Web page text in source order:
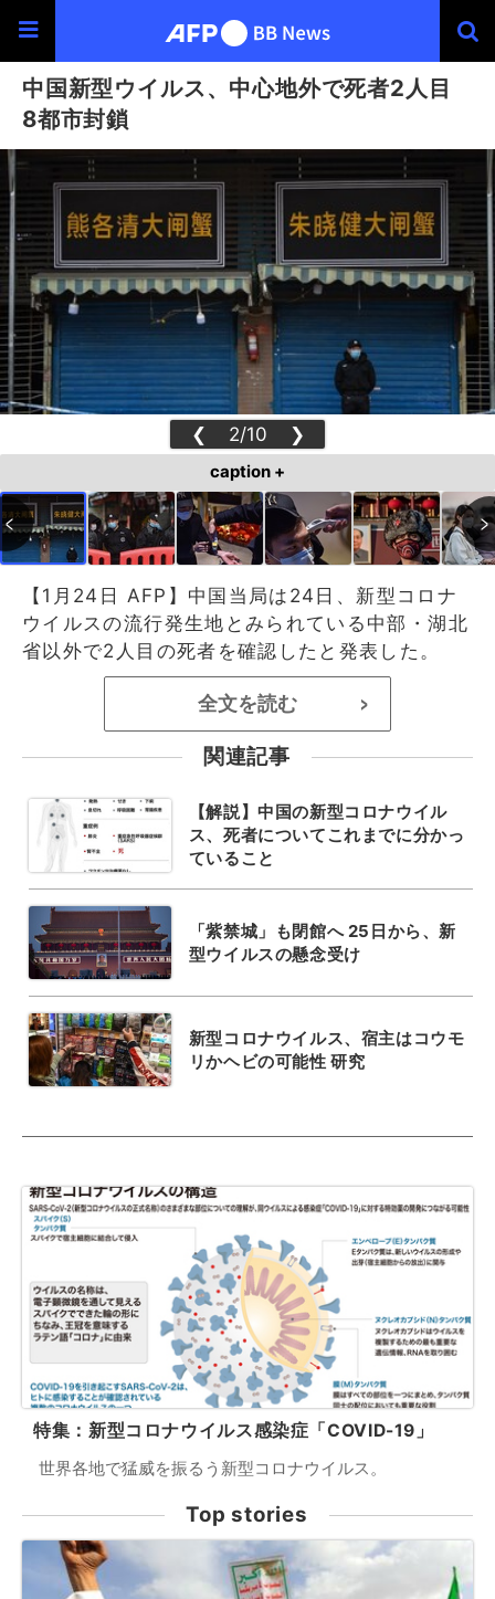
中国新型ウイルス、中心地外で死者2人目
8都市封鎖
❮ 2/10 ❯
caption +
【1月24日 AFP】中国当局は24日、新型コロナ
ウイルスの流行発生地とみられている中部・湖北
省以外で2人目の死者を確認したと発表した。
全文を読む >
関連記事
【解説】中国の新型コロナウイル
ス、死者についてこれまでに分かっ
ていること
「紫禁城」も閉館へ 25日から、新
型ウイルスの懸念受け
新型コロナウイルス、宿主はコウモ
リかヘビの可能性 研究
特集：新型コロナウイルス感染症「COVID-19」
世界各地で猛威を振るう新型コロナウイルス。
Top stories